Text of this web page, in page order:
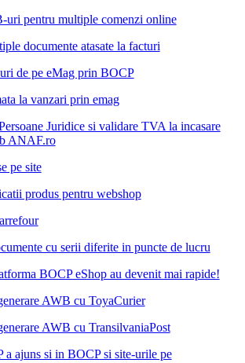
uri pentru multiple comenzi online
documente atasate la facturi
de pe eMag prin BOCP
la vanzari prin emag
Juridice si validare TVA la incasare
ANAF.ro
pe site
produs pentru webshop
cu serii diferite in puncte de lucru
BOCP eShop au devenit mai rapide!
AWB cu ToyaCurier
AWB cu TransilvaniaPost
a ajuns si in BOCP si site-urile pe